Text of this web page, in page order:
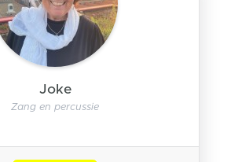
Joke
Zang en percussie